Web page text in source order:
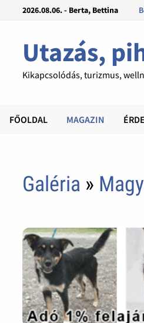
2026.08.06. - Berta, Bettina
Utazás,
Kikapcsolódás, turizmus,
FŐOLDAL MAGAZIN
Galéria »